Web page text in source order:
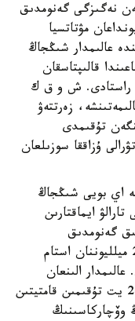
نەگىزگى گەنومدىق
مۋتاتسيا
عالىمدار شىڭجاڭ
قالىپتاسقان
راستادى. ش و ق ك
زەرتتەۋ
تۇقىمدى
ۇزاققا سوزىلعان
اي بويى شىڭجاڭ
ايماقتارىن
تولىق گەنومدىق
سەكۆەنيرلەۋ جۇرگىزدى. ناتيجەسىندە 25 ميلليوننان استام
الىنعان
اۋقىمدى دەرەكتەردى جەر بەتىندەگى 260 يت تۇقىمىن قامتيتىن
وۆچاركاسىنىڭ